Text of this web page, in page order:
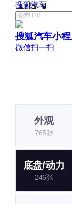
搜狐汽车
搜狐汽车小
微信扫一扫
外观
765张
底盘/动力
246张